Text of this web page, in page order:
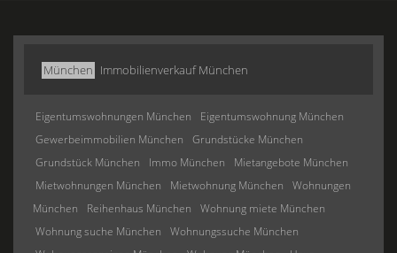
München Immobilienverkauf München
Eigentumswohnungen München
Eigentumswohnung München
Gewerbeimmobilien München
Grundstücke München
Grundstück München
Immo München
Mietangebote München
Mietwohnungen München
Mietwohnung München
Wohnungen
München
Reihenhaus München
Wohnung miete München
Wohnung suche München
Wohnungssuche München